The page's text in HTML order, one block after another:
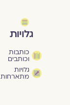
גלויות
כותבות
וכותבים
גלויות
מתארחות